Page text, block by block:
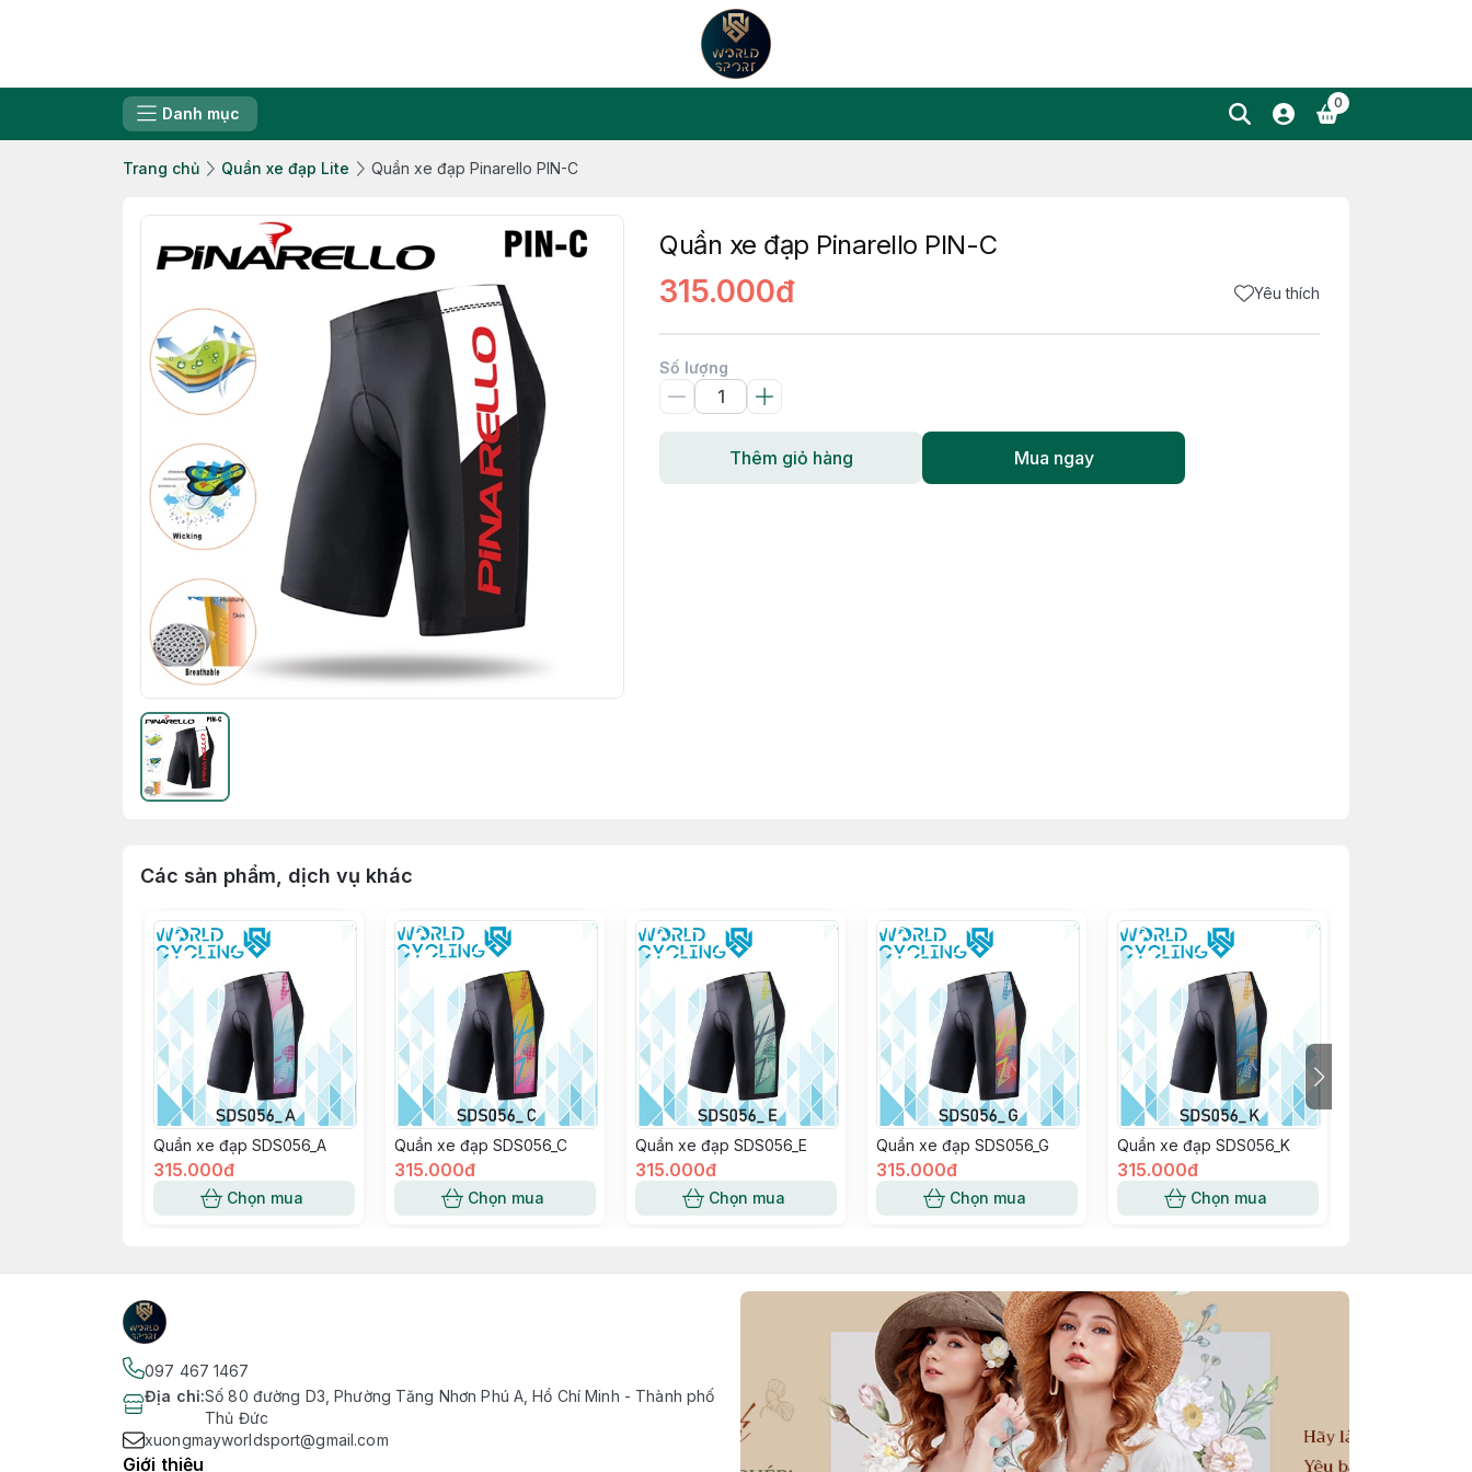
Danh mục
0
Trang chủ Quần xe đạp Lite Quần xe đạp Pinarello PIN-C
Quần xe đạp Pinarello PIN-C
315.000đ Yêu thích
Số lượng
Thêm giỏ hàng Mua ngay
Các sản phẩm, dịch vụ khác
Quần xe đạp SDS056_A
315.000đ
Chọn mua
Quần xe đạp SDS056_C
315.000đ
Chọn mua
Quần xe đạp SDS056_E
315.000đ
Chọn mua
Quần xe đạp SDS056_G
315.000đ
Chọn mua
Quần xe đạp SDS056_K
315.000đ
Chọn mua
097 467 1467
Địa chỉ:Số 80 đường D3, Phường Tăng Nhơn Phú A, Hồ Chí Minh - Thành phố
Thủ Đức
xuongmayworldsport@gmail.com
Giới thiệu